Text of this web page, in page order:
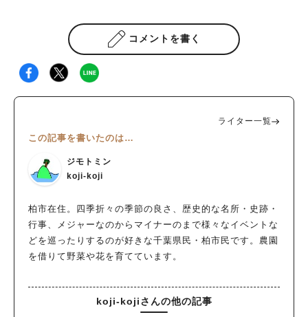
コメントを書く
ライター一覧
この記事を書いたのは…
ジモトミン
koji-koji
柏市在住。四季折々の季節の良さ、歴史的な名所・史跡・
行事、メジャーなのからマイナーのまで様々なイベントな
どを巡ったりするのが好きな千葉県民・柏市民です。農園
を借りて野菜や花を育てています。
koji-kojiさんの他の記事